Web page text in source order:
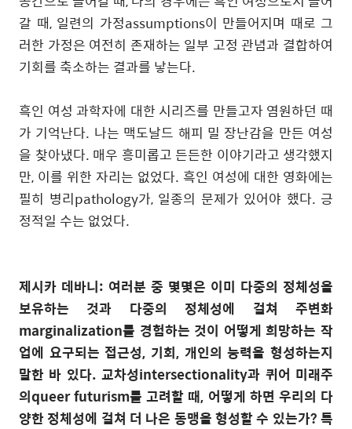
갈 때, 일련의 가정assumptions이 만들어지며 때로 그
러한 가정은 여전히 존재하는 일부 고정 관념과 결합하여
기회를 축소하는 결과를 낳는다.
흑인 여성 과학자에 대한 시리즈를 만들고자 염원하던 때
가 기억난다. 나는 맥도날드 해피 밀 장난감을 만든 여성
을 찾아냈다. 매우 흥미롭고 든든한 이야기라고 생각했지
만, 이를 위한 자리는 없었다. 흑인 여성에 대한 영화에는
필히 병리pathology가, 일종의 문제가 있어야 했다. 긍
정적일 수는 없었다.
제시카 데바니: 여러분 중 몇몇은 이미 다중의 정체성을
보유하는 것과 다중의 정체성에 걸쳐 주변화
marginalization를 경험하는 것이 어떻게 희망하는 작
업에 요구되는 접근성, 기회, 개인의 능력을 형성하는지
말한 바 있다.교차성intersectionality과 퀴어 미래주
의queer futurism를 고려할 때, 어떻게 하면 우리의 다
양한 정체성에 걸쳐 더 나은 동맹을 형성할 수 있는가?특